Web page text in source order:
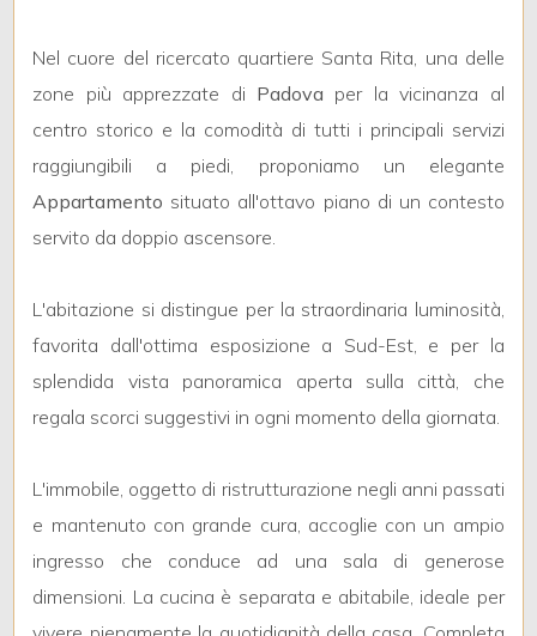
Nel cuore del ricercato quartiere Santa Rita, una delle
zone più apprezzate di Padova per la vicinanza al
centro storico e la comodità di tutti i principali servizi
raggiungibili a piedi, proponiamo un elegante
Appartamento situato all'ottavo piano di un contesto
servito da doppio ascensore.
L'abitazione si distingue per la straordinaria luminosità,
favorita dall'ottima esposizione a Sud-Est, e per la
splendida vista panoramica aperta sulla città, che
regala scorci suggestivi in ogni momento della giornata.
L'immobile, oggetto di ristrutturazione negli anni passati
e mantenuto con grande cura, accoglie con un ampio
ingresso che conduce ad una sala di generose
dimensioni. La cucina è separata e abitabile, ideale per
1
2
3
4
5
Bagni
minimi
Qualsiasi